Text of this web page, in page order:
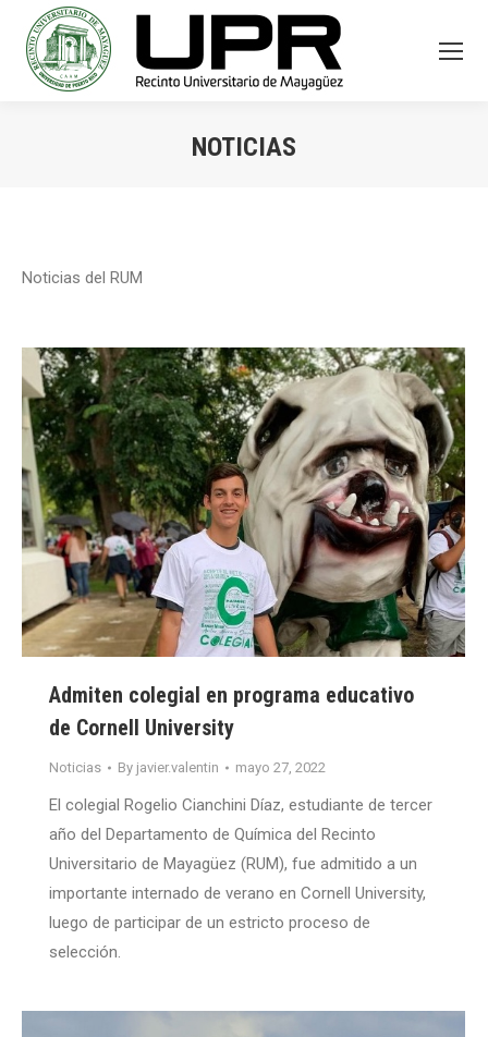
NOTICIAS
Noticias del RUM
Admiten colegial en programa educativo
de Cornell University
Noticias By javier.valentin mayo 27, 2022
El colegial Rogelio Cianchini Díaz, estudiante de tercer
año del Departamento de Química del Recinto
Universitario de Mayagüez (RUM), fue admitido a un
importante internado de verano en Cornell University,
luego de participar de un estricto proceso de
selección.